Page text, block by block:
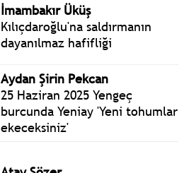
İmambakır Üküş
Kılıçdaroğlu'na saldırmanın
dayanılmaz hafifliği
Aydan Şirin Pekcan
25 Haziran 2025 Yengeç
burcunda Yeniay 'Yeni tohumlar
ekeceksiniz'